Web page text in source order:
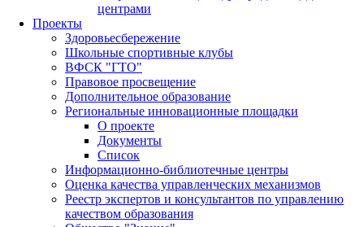
центрами
Проекты
Здоровьесбережение
Школьные спортивные клубы
ВФСК "ГТО"
Правовое просвещение
Дополнительное образование
Региональные инновационные площадки
О проекте
Документы
Список
Информационно-библиотечные центры
Оценка качества управленческих механизмов
Реестр экспертов и консультантов по управлению
качеством образования